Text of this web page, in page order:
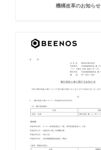
機構改革のお知らせ